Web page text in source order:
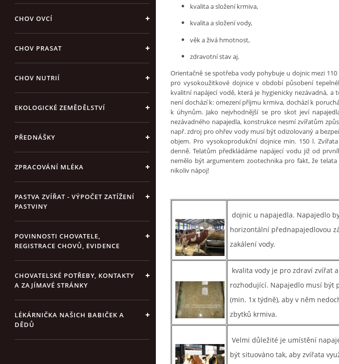
CHOV OVCÍ
CHOV PRASAT
CHOV NUTRIÍ
EKOLOGICKÉ ZEMĚDĚLSTVÍ
PŘEDNÁŠKY
ZPRACOVÁNÍ MLÉKA
PASTVA ZVÍŘAT - VÝPOČET ZATÍŽENÍ
PASTVINY
POVINNOSTI CHOVATELE,
REGISTRACE CHOVŮ, EVIDENCE
CHOVATELSKÉ POTŘEBY, KONTAKTY
A ZAJÍMAVÉ STRÁNKY
LÉKÁRNIČKA NAŠICH BABIČEK A
DĚDŮ
kvalita a složení krmiva,
kvalita a složení vody,
věk a živá hmotnost,
zdravotní stav aj.
Orientačně se spotřeba vody pohybuje u dojnic mezi
pro vysokoužitkové dojnice v období působení
kvalitní napájecí vodě, která je hygienicky nezávadná,
není dochází k: omezení příjmu krmiva, dochází k
k úhynům. Jako nejvhodnější se pro skot jeví
nezávadného napajedla, konstrukce nesmí zvířatům
např. zdroj pro ohřev vody musí být odizolovaný a
objem. Pro vysokoprodukční dojnice min. 150 l.
denně. Telatům předkládáme napájecí vodu již od
nemělo být argumentem zootechnika pro fakt, že
nikoliv nápoj!
dojnic u napajedla. Napajedlo
horizontální přednapajedlovou
zakálení vody.
kvalita vody je pro zdraví zvířat
rozhodující. Napajedlo musí být
(min. 1x týdně), aby v něm
zbytků krmiva.
Velmi důležité je umístění
být situováno tak, aby zvířata